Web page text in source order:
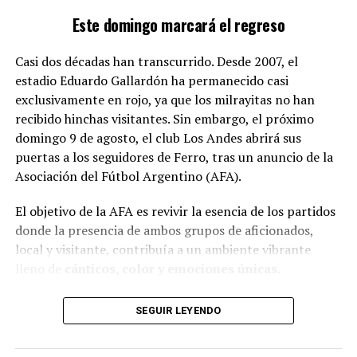
Castro, quien gestiona su comedor, ha notado un
aumento alarmante en la necesidad de ayuda
durante la gestión de Milei. A pesar de las dificultades,
se compromete a seguir ayudando. Por su parte,
Martínez fue directo al afirmar:«la gente elige a
quienes los engañan y los perjudican por
Este domingo marcará el regreso
Casi dos décadas han transcurrido. Desde 2007, el
estadio Eduardo Gallardón ha permanecido casi
exclusivamente en rojo, ya que los milrayitas no han
recibido hinchas visitantes. Sin embargo, el próximo
domingo 9 de agosto, el club Los Andes abrirá sus
puertas a los seguidores de Ferro, tras un anuncio de la
Asociación del Fútbol Argentino (AFA).
El objetivo de la AFA es revivir la esencia de los partidos
donde la presencia de ambos grupos de aficionados,
local y visitante, contribuía a un ambiente vibrante
SEGUIR LEYENDO